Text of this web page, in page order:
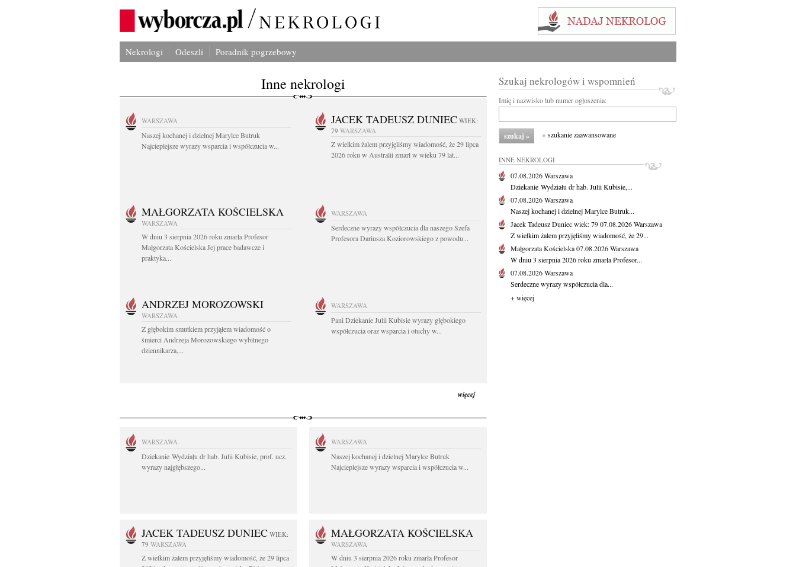
Nekrologi Odeszli Poradnik pogrzebowy
Inne nekrologi
WARSZAWA
Naszej kochanej i dzielnej Marylce Butruk
Najcieplejsze wyrazy wsparcia i współczucia w...
JACEK TADEUSZ DUNIEC WIEK:
79 WARSZAWA
Z wielkim żalem przyjęliśmy wiadomość, że 29 lipca
2026 roku w Australii zmarł w wieku 79 lat...
MAŁGORZATA KOŚCIELSKA
WARSZAWA
W dniu 3 sierpnia 2026 roku zmarła Profesor
Małgorzata Kościelska Jej prace badawcze i
praktyka...
WARSZAWA
Serdeczne wyrazy współczucia dla naszego Szefa
Profesora Dariusza Koziorowskiego z powodu...
ANDRZEJ MOROZOWSKI
WARSZAWA
Z głębokim smutkiem przyjąłem wiadomość o
śmierci Andrzeja Morozowskiego wybitnego
dziennikarza,...
WARSZAWA
Pani Dziekanie Julii Kubisie wyrazy głębokiego
współczucia oraz wsparcia i otuchy w...
więcej
WARSZAWA
Dziekanie Wydziału dr hab. Julii Kubisie, prof. ucz.
wyrazy najgłębszego...
WARSZAWA
Naszej kochanej i dzielnej Marylce Butruk
Najcieplejsze wyrazy wsparcia i współczucia w...
JACEK TADEUSZ DUNIEC WIEK:
79 WARSZAWA
Z wielkim żalem przyjęliśmy wiadomość, że 29 lipca
MAŁGORZATA KOŚCIELSKA
WARSZAWA
W dniu 3 sierpnia 2026 roku zmarła Profesor
Szukaj nekrologów i wspomnień
Imię i nazwisko lub numer ogłoszenia:
+ szukanie zaawansowane
INNE NEKROLOGI
07.08.2026Warszawa
Dziekanie Wydziału dr hab. Julii Kubisie,...
07.08.2026Warszawa
Naszej kochanej i dzielnej Marylce Butruk...
Jacek Tadeusz Duniecwiek: 7907.08.2026Warszawa
Z wielkim żalem przyjęliśmy wiadomość, że 29...
Małgorzata Kościelska07.08.2026Warszawa
W dniu 3 sierpnia 2026 roku zmarła Profesor...
07.08.2026Warszawa
Serdeczne wyrazy współczucia dla...
+ więcej